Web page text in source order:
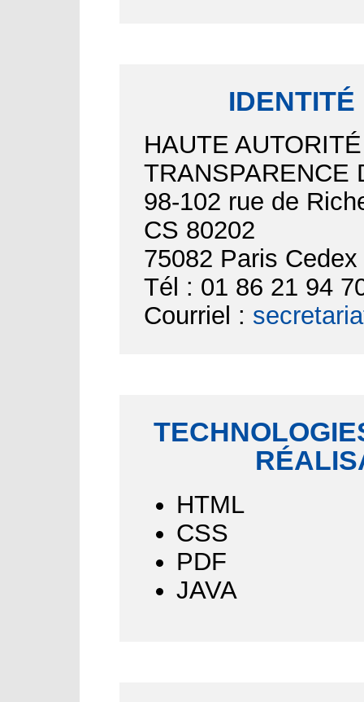
HAUTE
TRANSPARENCE
98-102 rue de
CS 80202
75082 Paris Cedex
Tél : 01 86 21 94
Courriel :
HTML
CSS
PDF
JAVA